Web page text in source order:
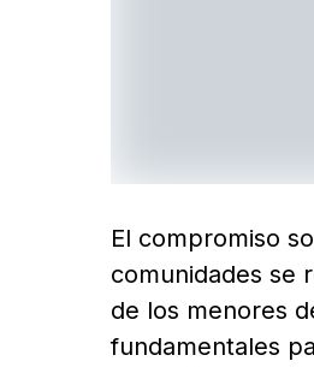
El compromiso
comunidades se
de los menores
fundamentales